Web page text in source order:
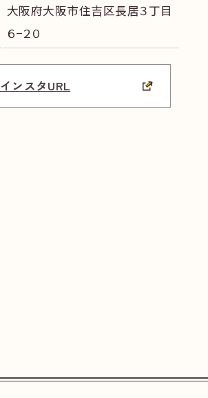
大阪府大阪市住吉区長居３丁目
６−２０
インスタURL